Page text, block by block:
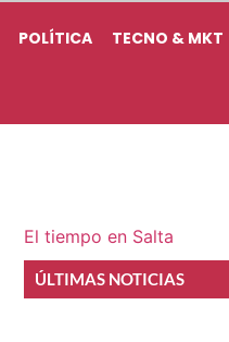
POLÍTICA TECNO & MKT
El tiempo en Salta
ÚLTIMAS NOTICIAS